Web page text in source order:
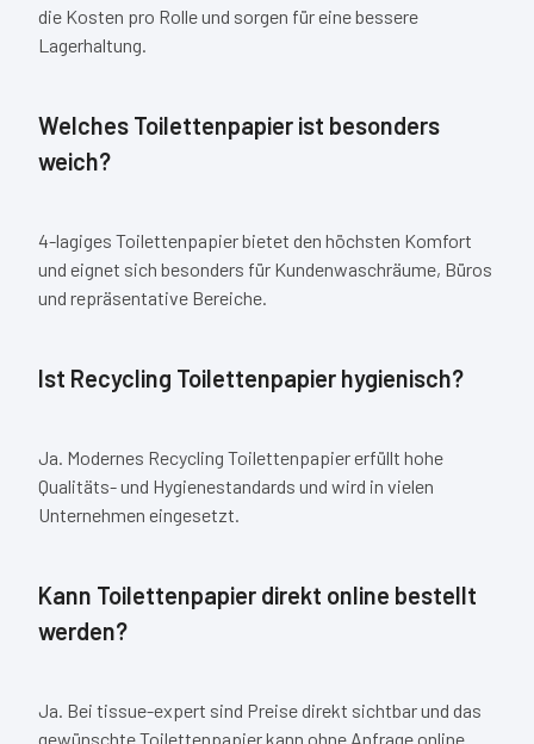
die Kosten pro Rolle und sorgen für eine bessere
Lagerhaltung.
Welches Toilettenpapier ist besonders
weich?
4-lagiges Toilettenpapier bietet den höchsten Komfort
und eignet sich besonders für Kundenwaschräume, Büros
und repräsentative Bereiche.
Ist Recycling Toilettenpapier hygienisch?
Ja. Modernes Recycling Toilettenpapier erfüllt hohe
Qualitäts- und Hygienestandards und wird in vielen
Unternehmen eingesetzt.
Kann Toilettenpapier direkt online bestellt
werden?
Ja. Bei tissue-expert sind Preise direkt sichtbar und das
gewünschte Toilettenpapier kann ohne Anfrage online